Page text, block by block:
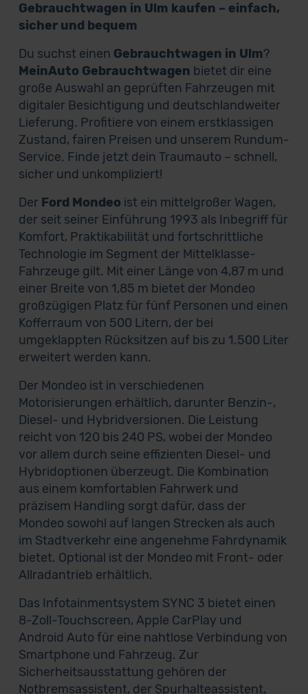
Gebrauchtwagen in Ulm kaufen – einfach,
sicher und bequem
Du suchst einen Gebrauchtwagen in Ulm?
MeinAuto Gebrauchtwagen bietet dir eine
große Auswahl an geprüften Fahrzeugen mit
digitaler Besichtigung und deutschlandweiter
Lieferung. Profitiere von einem erstklassigen
Zustand, fairen Preisen und unserem Rundum-
Service. Finde jetzt dein Traumauto – schnell,
sicher und unkompliziert!
Der Ford Mondeo ist ein mittelgroßer Wagen,
der seit seiner Einführung 1993 als Inbegriff für
Komfort, Praktikabilität und fortschrittliche
Technologie im Segment der Mittelklasse-
Fahrzeuge gilt. Mit einer Länge von 4,87 m und
einer Breite von 1,85 m bietet der Mondeo
großzügigen Platz für fünf Personen und einen
Kofferraum von 500 Litern, der bei
umgeklappten Rücksitzen auf bis zu 1.500 Liter
erweitert werden kann.
Der Mondeo ist in verschiedenen
Motorisierungen erhältlich, darunter Benzin-,
Diesel- und Hybridversionen. Die Leistung
reicht von 120 bis 240 PS, wobei der Mondeo
vor allem durch seine effizienten Diesel- und
Hybridoptionen überzeugt. Die Kombination
aus einem komfortablen Fahrwerk und
präzisem Handling sorgt dafür, dass der
Mondeo sowohl auf langen Strecken als auch
im Stadtverkehr eine angenehme Fahrdynamik
bietet. Optional ist der Mondeo mit Front- oder
Allradantrieb erhältlich.
Das Infotainmentsystem SYNC 3 bietet einen
8-Zoll-Touchscreen, Apple CarPlay und
Android Auto für eine nahtlose Verbindung von
Smartphone und Fahrzeug. Zur
Sicherheitsausstattung gehören der
Notbremsassistent, der Spurhalteassistent,